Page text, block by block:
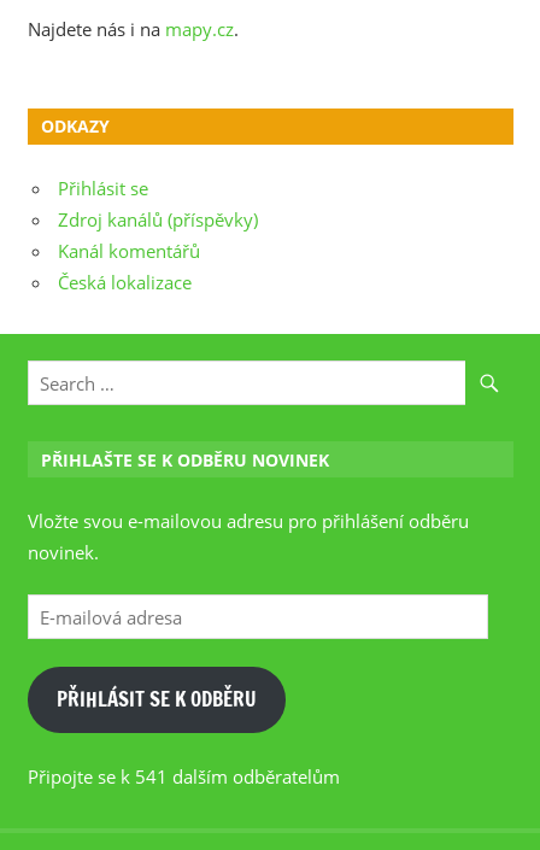
Najdete nás i na mapy.cz.
ODKAZY
Přihlásit se
Zdroj kanálů (příspěvky)
Kanál komentářů
Česká lokalizace
PŘIHLAŠTE SE K ODBĚRU NOVINEK
Vložte svou e-mailovou adresu pro přihlášení odběru
novinek.
E-
mailová
adresa
PŘIHLÁSIT SE K ODBĚRU
Připojte se k 541 dalším odběratelům